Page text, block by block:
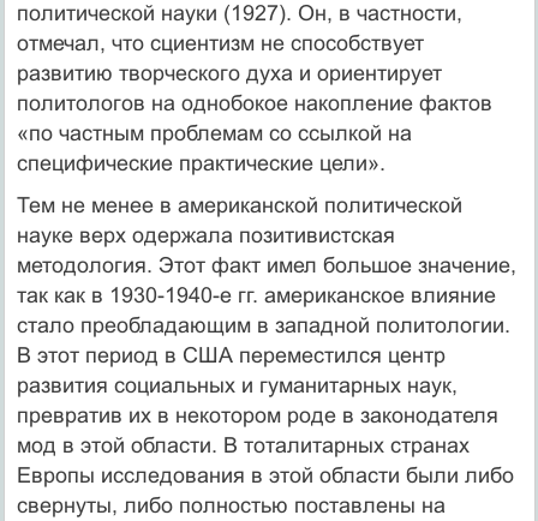
политической науки (1927). Он, в частности,
отмечал, что сциентизм не способствует
развитию творческого духа и ориентирует
политологов на однобокое накопление фактов
«по частным проблемам со ссылкой на
специфические практические цели».
Тем не менее в американской политической
науке верх одержала позитивистская
методология. Этот факт имел большое значение,
так как в 1930-1940-е гг. американское влияние
стало преобладающим в западной политологии.
В этот период в США переместился центр
развития социальных и гуманитарных наук,
превратив их в некотором роде в законодателя
мод в этой области. В тоталитарных странах
Европы исследования в этой области были либо
свернуты, либо полностью поставлены на